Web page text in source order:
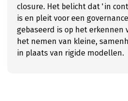
closure. Het belicht dat 'in
is en pleit voor een
gebaseerd is op het erkennen
het nemen van kleine,
in plaats van rigide modellen.